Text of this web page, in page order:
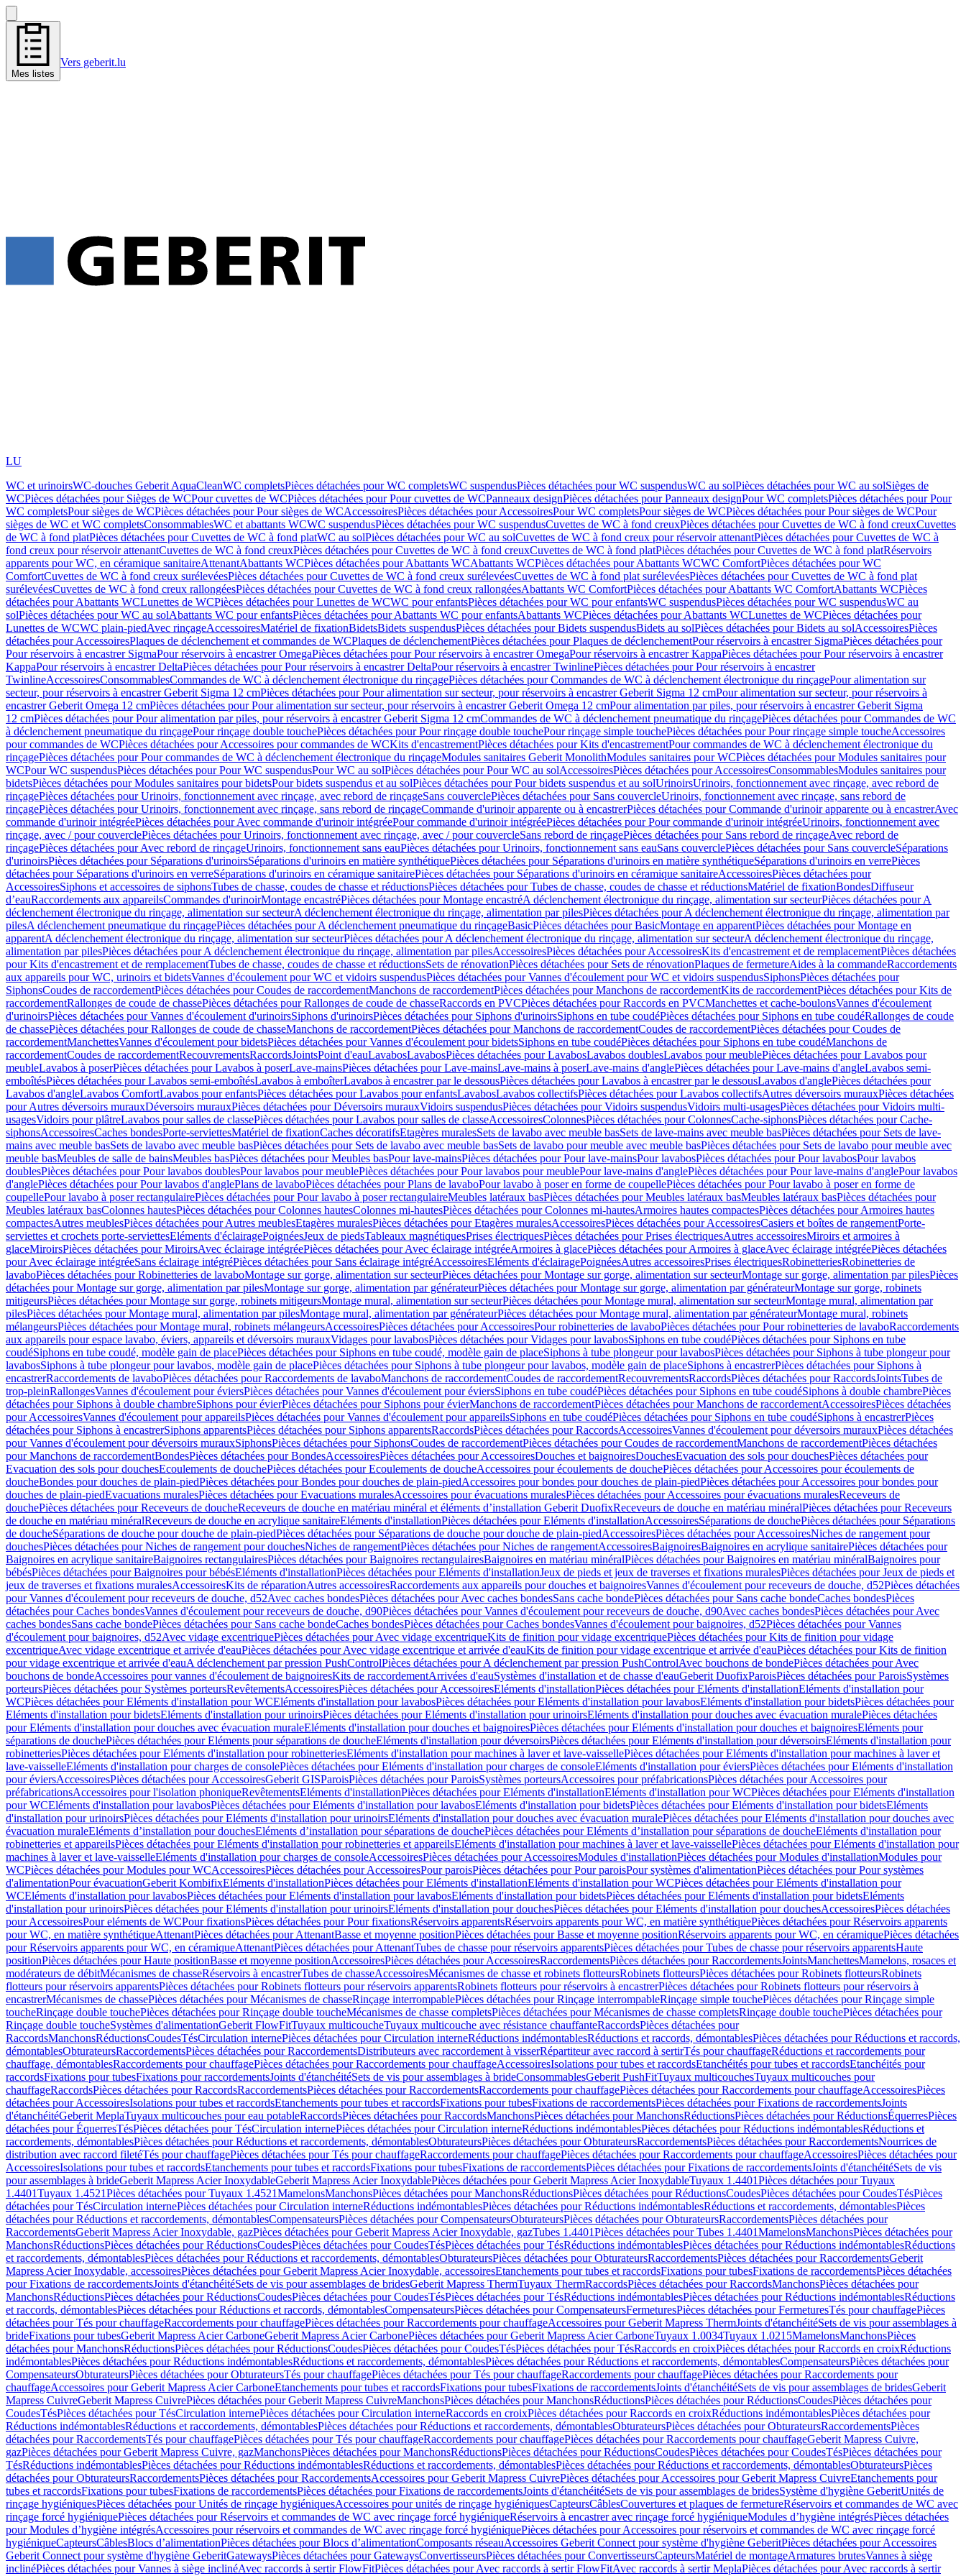
Mes listes
Vers geberit.lu
LU
WC et urinoirsWC-douches Geberit AquaCleanWC completsPièces détachées pour WC completsWC suspendusPièces détachées pour WC suspendusWC au solPièces détachées pour WC au solSièges de
WCPièces détachées pour Sièges de WCPour cuvettes de WCPièces détachées pour Pour cuvettes de WCPanneaux designPièces détachées pour Panneaux designPour WC completsPièces détachées pour Pour
WC completsPour sièges de WCPièces détachées pour Pour sièges de WCAccessoiresPièces détachées pour AccessoiresPour WC completsPour sièges de WCPièces détachées pour Pour sièges de WCPour
sièges de WC et WC completsConsommablesWC et abattants WCWC suspendusPièces détachées pour WC suspendusCuvettes de WC à fond creuxPièces détachées pour Cuvettes de WC à fond creuxCuvettes
de WC à fond platPièces détachées pour Cuvettes de WC à fond platWC au solPièces détachées pour WC au solCuvettes de WC à fond creux pour réservoir attenantPièces détachées pour Cuvettes de WC à
fond creux pour réservoir attenantCuvettes de WC à fond creuxPièces détachées pour Cuvettes de WC à fond creuxCuvettes de WC à fond platPièces détachées pour Cuvettes de WC à fond platRéservoirs
apparents pour WC, en céramique sanitaireAttenantAbattants WCPièces détachées pour Abattants WCAbattants WCPièces détachées pour Abattants WCWC ComfortPièces détachées pour WC
ComfortCuvettes de WC à fond creux surélevéesPièces détachées pour Cuvettes de WC à fond creux surélevéesCuvettes de WC à fond plat surélevéesPièces détachées pour Cuvettes de WC à fond plat
surélevéesCuvettes de WC à fond creux rallongéesPièces détachées pour Cuvettes de WC à fond creux rallongéesAbattants WC ComfortPièces détachées pour Abattants WC ComfortAbattants WCPièces
détachées pour Abattants WCLunettes de WCPièces détachées pour Lunettes de WCWC pour enfantsPièces détachées pour WC pour enfantsWC suspendusPièces détachées pour WC suspendusWC au
solPièces détachées pour WC au solAbattants WC pour enfantsPièces détachées pour Abattants WC pour enfantsAbattants WCPièces détachées pour Abattants WCLunettes de WCPièces détachées pour
Lunettes de WCWC plain-piedAvec rinçageAccessoiresMatériel de fixationBidetsBidets suspendusPièces détachées pour Bidets suspendusBidets au solPièces détachées pour Bidets au solAccessoiresPièces
détachées pour AccessoiresPlaques de déclenchement et commandes de WCPlaques de déclenchementPièces détachées pour Plaques de déclenchementPour réservoirs à encastrer SigmaPièces détachées pour
Pour réservoirs à encastrer SigmaPour réservoirs à encastrer OmegaPièces détachées pour Pour réservoirs à encastrer OmegaPour réservoirs à encastrer KappaPièces détachées pour Pour réservoirs à encastrer
KappaPour réservoirs à encastrer DeltaPièces détachées pour Pour réservoirs à encastrer DeltaPour réservoirs à encastrer TwinlinePièces détachées pour Pour réservoirs à encastrer
TwinlineAccessoiresConsommablesCommandes de WC à déclenchement électronique du rinçagePièces détachées pour Commandes de WC à déclenchement électronique du rinçagePour alimentation sur
secteur, pour réservoirs à encastrer Geberit Sigma 12 cmPièces détachées pour Pour alimentation sur secteur, pour réservoirs à encastrer Geberit Sigma 12 cmPour alimentation sur secteur, pour réservoirs à
encastrer Geberit Omega 12 cmPièces détachées pour Pour alimentation sur secteur, pour réservoirs à encastrer Geberit Omega 12 cmPour alimentation par piles, pour réservoirs à encastrer Geberit Sigma
12 cmPièces détachées pour Pour alimentation par piles, pour réservoirs à encastrer Geberit Sigma 12 cmCommandes de WC à déclenchement pneumatique du rinçagePièces détachées pour Commandes de WC
à déclenchement pneumatique du rinçagePour rinçage double touchePièces détachées pour Pour rinçage double touchePour rinçage simple touchePièces détachées pour Pour rinçage simple toucheAccessoires
pour commandes de WCPièces détachées pour Accessoires pour commandes de WCKits d'encastrementPièces détachées pour Kits d'encastrementPour commandes de WC à déclenchement électronique du
rinçagePièces détachées pour Pour commandes de WC à déclenchement électronique du rinçageModules sanitaires Geberit MonolithModules sanitaires pour WCPièces détachées pour Modules sanitaires pour
WCPour WC suspendusPièces détachées pour Pour WC suspendusPour WC au solPièces détachées pour Pour WC au solAccessoiresPièces détachées pour AccessoiresConsommablesModules sanitaires pour
bidetsPièces détachées pour Modules sanitaires pour bidetsPour bidets suspendus et au solPièces détachées pour Pour bidets suspendus et au solUrinoirsUrinoirs, fonctionnement avec rinçage, avec rebord de
rinçagePièces détachées pour Urinoirs, fonctionnement avec rinçage, avec rebord de rinçageSans couverclePièces détachées pour Sans couvercleUrinoirs, fonctionnement avec rinçage, sans rebord de
rinçagePièces détachées pour Urinoirs, fonctionnement avec rinçage, sans rebord de rinçageCommande d'urinoir apparente ou à encastrerPièces détachées pour Commande d'urinoir apparente ou à encastrerAvec
commande d'urinoir intégréePièces détachées pour Avec commande d'urinoir intégréePour commande d'urinoir intégréePièces détachées pour Pour commande d'urinoir intégréeUrinoirs, fonctionnement avec
rinçage, avec / pour couverclePièces détachées pour Urinoirs, fonctionnement avec rinçage, avec / pour couvercleSans rebord de rinçagePièces détachées pour Sans rebord de rinçageAvec rebord de
rinçagePièces détachées pour Avec rebord de rinçageUrinoirs, fonctionnement sans eauPièces détachées pour Urinoirs, fonctionnement sans eauSans couverclePièces détachées pour Sans couvercleSéparations
d'urinoirsPièces détachées pour Séparations d'urinoirsSéparations d'urinoirs en matière synthétiquePièces détachées pour Séparations d'urinoirs en matière synthétiqueSéparations d'urinoirs en verrePièces
détachées pour Séparations d'urinoirs en verreSéparations d'urinoirs en céramique sanitairePièces détachées pour Séparations d'urinoirs en céramique sanitaireAccessoiresPièces détachées pour
AccessoiresSiphons et accessoires de siphonsTubes de chasse, coudes de chasse et réductionsPièces détachées pour Tubes de chasse, coudes de chasse et réductionsMatériel de fixationBondesDiffuseur
d’eauRaccordements aux appareilsCommandes d'urinoirMontage encastréPièces détachées pour Montage encastréA déclenchement électronique du rinçage, alimentation sur secteurPièces détachées pour A
déclenchement électronique du rinçage, alimentation sur secteurA déclenchement électronique du rinçage, alimentation par pilesPièces détachées pour A déclenchement électronique du rinçage, alimentation par
pilesA déclenchement pneumatique du rinçagePièces détachées pour A déclenchement pneumatique du rinçageBasicPièces détachées pour BasicMontage en apparentPièces détachées pour Montage en
apparentA déclenchement électronique du rinçage, alimentation sur secteurPièces détachées pour A déclenchement électronique du rinçage, alimentation sur secteurA déclenchement électronique du rinçage,
alimentation par pilesPièces détachées pour A déclenchement électronique du rinçage, alimentation par pilesAccessoiresPièces détachées pour AccessoiresKits d'encastrement et de remplacementPièces détachées
pour Kits d'encastrement et de remplacementTubes de chasse, coudes de chasse et réductionsSets de rénovationPièces détachées pour Sets de rénovationPlaques de fermetureAides à la commandeRaccordements
aux appareils pour WC, urinoirs et bidetsVannes d'écoulement pour WC et vidoirs suspendusPièces détachées pour Vannes d'écoulement pour WC et vidoirs suspendusSiphonsPièces détachées pour
SiphonsCoudes de raccordementPièces détachées pour Coudes de raccordementManchons de raccordementPièces détachées pour Manchons de raccordementKits de raccordementPièces détachées pour Kits de
raccordementRallonges de coude de chassePièces détachées pour Rallonges de coude de chasseRaccords en PVCPièces détachées pour Raccords en PVCManchettes et cache-boulonsVannes d'écoulement
d'urinoirsPièces détachées pour Vannes d'écoulement d'urinoirsSiphons d'urinoirsPièces détachées pour Siphons d'urinoirsSiphons en tube coudéPièces détachées pour Siphons en tube coudéRallonges de coude
de chassePièces détachées pour Rallonges de coude de chasseManchons de raccordementPièces détachées pour Manchons de raccordementCoudes de raccordementPièces détachées pour Coudes de
raccordementManchettesVannes d'écoulement pour bidetsPièces détachées pour Vannes d'écoulement pour bidetsSiphons en tube coudéPièces détachées pour Siphons en tube coudéManchons de
raccordementCoudes de raccordementRecouvrementsRaccordsJointsPoint d'eauLavabosLavabosPièces détachées pour LavabosLavabos doublesLavabos pour meublePièces détachées pour Lavabos pour
meubleLavabos à poserPièces détachées pour Lavabos à poserLave-mainsPièces détachées pour Lave-mainsLave-mains à poserLave-mains d'anglePièces détachées pour Lave-mains d'angleLavabos semi-
emboîtésPièces détachées pour Lavabos semi-emboîtésLavabos à emboîterLavabos à encastrer par le dessousPièces détachées pour Lavabos à encastrer par le dessousLavabos d'anglePièces détachées pour
Lavabos d'angleLavabos ComfortLavabos pour enfantsPièces détachées pour Lavabos pour enfantsLavabosLavabos collectifsPièces détachées pour Lavabos collectifsAutres déversoirs murauxPièces détachées
pour Autres déversoirs murauxDéversoirs murauxPièces détachées pour Déversoirs murauxVidoirs suspendusPièces détachées pour Vidoirs suspendusVidoirs multi-usagesPièces détachées pour Vidoirs multi-
usagesVidoirs pour plâtreLavabos pour salles de classePièces détachées pour Lavabos pour salles de classeAccessoiresColonnesPièces détachées pour ColonnesCache-siphonsPièces détachées pour Cache-
siphonsAccessoiresCaches bondesPorte-serviettesMatériel de fixationCaches décoratifsEtagères muralesSets de lavabo avec meuble basSets de lave-mains avec meuble basPièces détachées pour Sets de lave-
mains avec meuble basSets de lavabo avec meuble basPièces détachées pour Sets de lavabo avec meuble basSets de lavabo pour meuble avec meuble basPièces détachées pour Sets de lavabo pour meuble avec
meuble basMeubles de salle de bainsMeubles basPièces détachées pour Meubles basPour lave-mainsPièces détachées pour Pour lave-mainsPour lavabosPièces détachées pour Pour lavabosPour lavabos
doublesPièces détachées pour Pour lavabos doublesPour lavabos pour meublePièces détachées pour Pour lavabos pour meublePour lave-mains d'anglePièces détachées pour Pour lave-mains d'anglePour lavabos
d'anglePièces détachées pour Pour lavabos d'anglePlans de lavaboPièces détachées pour Plans de lavaboPour lavabo à poser en forme de coupellePièces détachées pour Pour lavabo à poser en forme de
coupellePour lavabo à poser rectangulairePièces détachées pour Pour lavabo à poser rectangulaireMeubles latéraux basPièces détachées pour Meubles latéraux basMeubles latéraux basPièces détachées pour
Meubles latéraux basColonnes hautesPièces détachées pour Colonnes hautesColonnes mi-hautesPièces détachées pour Colonnes mi-hautesArmoires hautes compactesPièces détachées pour Armoires hautes
compactesAutres meublesPièces détachées pour Autres meublesEtagères muralesPièces détachées pour Etagères muralesAccessoiresPièces détachées pour AccessoiresCasiers et boîtes de rangementPorte-
serviettes et crochets porte-serviettesEléments d'éclairagePoignéesJeux de piedsTableaux magnétiquesPrises électriquesPièces détachées pour Prises électriquesAutres accessoiresMiroirs et armoires à
glaceMiroirsPièces détachées pour MiroirsAvec éclairage intégréePièces détachées pour Avec éclairage intégréeArmoires à glacePièces détachées pour Armoires à glaceAvec éclairage intégréePièces détachées
pour Avec éclairage intégréeSans éclairage intégréPièces détachées pour Sans éclairage intégréAccessoiresEléments d'éclairagePoignéesAutres accessoiresPrises électriquesRobinetteriesRobinetteries de
lavaboPièces détachées pour Robinetteries de lavaboMontage sur gorge, alimentation sur secteurPièces détachées pour Montage sur gorge, alimentation sur secteurMontage sur gorge, alimentation par pilesPièces
détachées pour Montage sur gorge, alimentation par pilesMontage sur gorge, alimentation par générateurPièces détachées pour Montage sur gorge, alimentation par générateurMontage sur gorge, robinets
mitigeursPièces détachées pour Montage sur gorge, robinets mitigeursMontage mural, alimentation sur secteurPièces détachées pour Montage mural, alimentation sur secteurMontage mural, alimentation par
pilesPièces détachées pour Montage mural, alimentation par pilesMontage mural, alimentation par générateurPièces détachées pour Montage mural, alimentation par générateurMontage mural, robinets
mélangeursPièces détachées pour Montage mural, robinets mélangeursAccessoiresPièces détachées pour AccessoiresPour robinetteries de lavaboPièces détachées pour Pour robinetteries de lavaboRaccordements
aux appareils pour espace lavabo, éviers, appareils et déversoirs murauxVidages pour lavabosPièces détachées pour Vidages pour lavabosSiphons en tube coudéPièces détachées pour Siphons en tube
coudéSiphons en tube coudé, modèle gain de placePièces détachées pour Siphons en tube coudé, modèle gain de placeSiphons à tube plongeur pour lavabosPièces détachées pour Siphons à tube plongeur pour
lavabosSiphons à tube plongeur pour lavabos, modèle gain de placePièces détachées pour Siphons à tube plongeur pour lavabos, modèle gain de placeSiphons à encastrerPièces détachées pour Siphons à
encastrerRaccordements de lavaboPièces détachées pour Raccordements de lavaboManchons de raccordementCoudes de raccordementRecouvrementsRaccordsPièces détachées pour RaccordsJointsTubes de
trop-pleinRallongesVannes d'écoulement pour éviersPièces détachées pour Vannes d'écoulement pour éviersSiphons en tube coudéPièces détachées pour Siphons en tube coudéSiphons à double chambrePièces
détachées pour Siphons à double chambreSiphons pour évierPièces détachées pour Siphons pour évierManchons de raccordementPièces détachées pour Manchons de raccordementAccessoiresPièces détachées
pour AccessoiresVannes d'écoulement pour appareilsPièces détachées pour Vannes d'écoulement pour appareilsSiphons en tube coudéPièces détachées pour Siphons en tube coudéSiphons à encastrerPièces
détachées pour Siphons à encastrerSiphons apparentsPièces détachées pour Siphons apparentsRaccordsPièces détachées pour RaccordsAccessoiresVannes d'écoulement pour déversoirs murauxPièces détachées
pour Vannes d'écoulement pour déversoirs murauxSiphonsPièces détachées pour SiphonsCoudes de raccordementPièces détachées pour Coudes de raccordementManchons de raccordementPièces détachées
pour Manchons de raccordementBondesPièces détachées pour BondesAccessoiresPièces détachées pour AccessoiresDouches et baignoiresDouchesEvacuation des sols pour douchesPièces détachées pour
Evacuation des sols pour douchesEcoulements de douchePièces détachées pour Ecoulements de doucheAccessoires pour écoulements de douchePièces détachées pour Accessoires pour écoulements de
doucheBondes pour douches de plain-piedPièces détachées pour Bondes pour douches de plain-piedAccessoires pour bondes pour douches de plain-piedPièces détachées pour Accessoires pour bondes pour
douches de plain-piedEvacuations muralesPièces détachées pour Evacuations muralesAccessoires pour évacuations muralesPièces détachées pour Accessoires pour évacuations muralesReceveurs de
douchePièces détachées pour Receveurs de doucheReceveurs de douche en matériau minéral et éléments d’installation Geberit DuofixReceveurs de douche en matériau minéralPièces détachées pour Receveurs
de douche en matériau minéralReceveurs de douche en acrylique sanitaireEléments d'installationPièces détachées pour Eléments d'installationAccessoiresSéparations de douchePièces détachées pour Séparations
de doucheSéparations de douche pour douche de plain-piedPièces détachées pour Séparations de douche pour douche de plain-piedAccessoiresPièces détachées pour AccessoiresNiches de rangement pour
douchesPièces détachées pour Niches de rangement pour douchesNiches de rangementPièces détachées pour Niches de rangementAccessoiresBaignoiresBaignoires en acrylique sanitairePièces détachées pour
Baignoires en acrylique sanitaireBaignoires rectangulairesPièces détachées pour Baignoires rectangulairesBaignoires en matériau minéralPièces détachées pour Baignoires en matériau minéralBaignoires pour
bébésPièces détachées pour Baignoires pour bébésEléments d'installationPièces détachées pour Eléments d'installationJeux de pieds et jeux de traverses et fixations muralesPièces détachées pour Jeux de pieds et
jeux de traverses et fixations muralesAccessoiresKits de réparationAutres accessoiresRaccordements aux appareils pour douches et baignoiresVannes d'écoulement pour receveurs de douche, d52Pièces détachées
pour Vannes d'écoulement pour receveurs de douche, d52Avec caches bondesPièces détachées pour Avec caches bondesSans cache bondePièces détachées pour Sans cache bondeCaches bondesPièces
détachées pour Caches bondesVannes d'écoulement pour receveurs de douche, d90Pièces détachées pour Vannes d'écoulement pour receveurs de douche, d90Avec caches bondesPièces détachées pour Avec
caches bondesSans cache bondePièces détachées pour Sans cache bondeCaches bondesPièces détachées pour Caches bondesVannes d'écoulement pour baignoires, d52Pièces détachées pour Vannes
d'écoulement pour baignoires, d52Avec vidage excentriquePièces détachées pour Avec vidage excentriqueKits de finition pour vidage excentriquePièces détachées pour Kits de finition pour vidage
excentriqueAvec vidage excentrique et arrivée d'eauPièces détachées pour Avec vidage excentrique et arrivée d'eauKits de finition pour vidage excentrique et arrivée d'eauPièces détachées pour Kits de finition
pour vidage excentrique et arrivée d'eauA déclenchement par pression PushControlPièces détachées pour A déclenchement par pression PushControlAvec bouchons de bondePièces détachées pour Avec
bouchons de bondeAccessoires pour vannes d'écoulement de baignoiresKits de raccordementArrivées d'eauSystèmes d'installation et de chasse d'eauGeberit DuofixParoisPièces détachées pour ParoisSystèmes
porteursPièces détachées pour Systèmes porteursRevêtementsAccessoiresPièces détachées pour AccessoiresEléments d'installationPièces détachées pour Eléments d'installationEléments d'installation pour
WCPièces détachées pour Eléments d'installation pour WCEléments d'installation pour lavabosPièces détachées pour Eléments d'installation pour lavabosEléments d'installation pour bidetsPièces détachées pour
Eléments d'installation pour bidetsEléments d'installation pour urinoirsPièces détachées pour Eléments d'installation pour urinoirsEléments d'installation pour douches avec évacuation muralePièces détachées
pour Eléments d'installation pour douches avec évacuation muraleEléments d'installation pour douches et baignoiresPièces détachées pour Eléments d'installation pour douches et baignoiresEléments pour
séparations de douchePièces détachées pour Eléments pour séparations de doucheEléments d'installation pour déversoirsPièces détachées pour Eléments d'installation pour déversoirsEléments d'installation pour
robinetteriesPièces détachées pour Eléments d'installation pour robinetteriesEléments d'installation pour machines à laver et lave-vaissellePièces détachées pour Eléments d'installation pour machines à laver et
lave-vaisselleEléments d'installation pour charges de consolePièces détachées pour Eléments d'installation pour charges de consoleEléments d'installation pour éviersPièces détachées pour Eléments d'installation
pour éviersAccessoiresPièces détachées pour AccessoiresGeberit GISParoisPièces détachées pour ParoisSystèmes porteursAccessoires pour préfabricationsPièces détachées pour Accessoires pour
préfabricationsAccessoires pour l'isolation phoniqueRevêtementsEléments d'installationPièces détachées pour Eléments d'installationEléments d'installation pour WCPièces détachées pour Eléments d'installation
pour WCEléments d'installation pour lavabosPièces détachées pour Eléments d'installation pour lavabosEléments d'installation pour bidetsPièces détachées pour Eléments d'installation pour bidetsEléments
d'installation pour urinoirsPièces détachées pour Eléments d'installation pour urinoirsEléments d'installation pour douches avec évacuation muralePièces détachées pour Eléments d'installation pour douches avec
évacuation muraleEléments d’installation pour douchesEléments d’installation pour séparations de douchePièces détachées pour Eléments d’installation pour séparations de doucheEléments d'installation pour
robinetteries et appareilsPièces détachées pour Eléments d'installation pour robinetteries et appareilsEléments d'installation pour machines à laver et lave-vaissellePièces détachées pour Eléments d'installation pour
machines à laver et lave-vaisselleEléments d'installation pour charges de consoleAccessoiresPièces détachées pour AccessoiresModules d'installationPièces détachées pour Modules d'installationModules pour
WCPièces détachées pour Modules pour WCAccessoiresPièces détachées pour AccessoiresPour paroisPièces détachées pour Pour paroisPour systèmes d'alimentationPièces détachées pour Pour systèmes
d'alimentationPour évacuationGeberit KombifixEléments d'installationPièces détachées pour Eléments d'installationEléments d'installation pour WCPièces détachées pour Eléments d'installation pour
WCEléments d'installation pour lavabosPièces détachées pour Eléments d'installation pour lavabosEléments d'installation pour bidetsPièces détachées pour Eléments d'installation pour bidetsEléments
d'installation pour urinoirsPièces détachées pour Eléments d'installation pour urinoirsEléments d'installation pour douchesPièces détachées pour Eléments d'installation pour douchesAccessoiresPièces détachées
pour AccessoiresPour eléments de WCPour fixationsPièces détachées pour Pour fixationsRéservoirs apparentsRéservoirs apparents pour WC, en matière synthétiquePièces détachées pour Réservoirs apparents
pour WC, en matière synthétiqueAttenantPièces détachées pour AttenantBasse et moyenne positionPièces détachées pour Basse et moyenne positionRéservoirs apparents pour WC, en céramiquePièces détachées
pour Réservoirs apparents pour WC, en céramiqueAttenantPièces détachées pour AttenantTubes de chasse pour réservoirs apparentsPièces détachées pour Tubes de chasse pour réservoirs apparentsHaute
positionPièces détachées pour Haute positionBasse et moyenne positionAccessoiresPièces détachées pour AccessoiresRaccordementsPièces détachées pour RaccordementsJointsManchettesMamelons, rosaces et
modérateurs de débitMécanismes de chasseRéservoirs à encastrerTubes de chasseAccessoiresMécanismes de chasse et robinets flotteursRobinets flotteursPièces détachées pour Robinets flotteursRobinets
flotteurs pour réservoirs apparentsPièces détachées pour Robinets flotteurs pour réservoirs apparentsRobinets flotteurs pour réservoirs à encastrerPièces détachées pour Robinets flotteurs pour réservoirs à
encastrerMécanismes de chassePièces détachées pour Mécanismes de chasseRinçage interrompablePièces détachées pour Rinçage interrompableRinçage simple touchePièces détachées pour Rinçage simple
toucheRinçage double touchePièces détachées pour Rinçage double toucheMécanismes de chasse completsPièces détachées pour Mécanismes de chasse completsRinçage double touchePièces détachées pour
Rinçage double toucheSystèmes d'alimentationGeberit FlowFitTuyaux multicoucheTuyaux multicouche avec résistance chauffanteRaccordsPièces détachées pour
RaccordsManchonsRéductionsCoudesTésCirculation internePièces détachées pour Circulation interneRéductions indémontablesRéductions et raccords, démontablesPièces détachées pour Réductions et raccords,
démontablesObturateursRaccordementsPièces détachées pour RaccordementsDistributeurs avec raccordement à visserRépartiteur avec raccord à sertirTés pour chauffageRéductions et raccordements pour
chauffage, démontablesRaccordements pour chauffagePièces détachées pour Raccordements pour chauffageAccessoiresIsolations pour tubes et raccordsEtanchéités pour tubes et raccordsEtanchéités pour
raccordsFixations pour tubesFixations pour raccordementsJoints d'étanchéitéSets de vis pour assemblages à brideConsommablesGeberit PushFitTuyaux multicouchesTuyaux multicouches pour
chauffageRaccordsPièces détachées pour RaccordsRaccordementsPièces détachées pour RaccordementsRaccordements pour chauffagePièces détachées pour Raccordements pour chauffageAccessoiresPièces
détachées pour AccessoiresIsolations pour tubes et raccordsEtanchements pour tubes et raccordsFixations pour tubesFixations de raccordementsPièces détachées pour Fixations de raccordementsJoints
d'étanchéitéGeberit MeplaTuyaux multicouches pour eau potableRaccordsPièces détachées pour RaccordsManchonsPièces détachées pour ManchonsRéductionsPièces détachées pour RéductionsÉquerresPièces
détachées pour ÉquerresTésPièces détachées pour TésCirculation internePièces détachées pour Circulation interneRéductions indémontablesPièces détachées pour Réductions indémontablesRéductions et
raccordements, démontablesPièces détachées pour Réductions et raccordements, démontablesObturateursPièces détachées pour ObturateursRaccordementsPièces détachées pour RaccordementsNourrices de
distribution avec raccord filetéTés pour chauffagePièces détachées pour Tés pour chauffageRaccordements pour chauffagePièces détachées pour Raccordements pour chauffageAccessoiresPièces détachées pour
AccessoiresIsolations pour tubes et raccordsEtanchements pour tubes et raccordsFixations pour tubesFixations de raccordementsPièces détachées pour Fixations de raccordementsJoints d'étanchéitéSets de vis
pour assemblages à brideGeberit Mapress Acier InoxydableGeberit Mapress Acier InoxydablePièces détachées pour Geberit Mapress Acier InoxydableTuyaux 1.4401Pièces détachées pour Tuyaux
1.4401Tuyaux 1.4521Pièces détachées pour Tuyaux 1.4521MamelonsManchonsPièces détachées pour ManchonsRéductionsPièces détachées pour RéductionsCoudesPièces détachées pour CoudesTésPièces
détachées pour TésCirculation internePièces détachées pour Circulation interneRéductions indémontablesPièces détachées pour Réductions indémontablesRéductions et raccordements, démontablesPièces
détachées pour Réductions et raccordements, démontablesCompensateursPièces détachées pour CompensateursObturateursPièces détachées pour ObturateursRaccordementsPièces détachées pour
RaccordementsGeberit Mapress Acier Inoxydable, gazPièces détachées pour Geberit Mapress Acier Inoxydable, gazTubes 1.4401Pièces détachées pour Tubes 1.4401MamelonsManchonsPièces détachées pour
ManchonsRéductionsPièces détachées pour RéductionsCoudesPièces détachées pour CoudesTésPièces détachées pour TésRéductions indémontablesPièces détachées pour Réductions indémontablesRéductions
et raccordements, démontablesPièces détachées pour Réductions et raccordements, démontablesObturateursPièces détachées pour ObturateursRaccordementsPièces détachées pour RaccordementsGeberit
Mapress Acier Inoxydable, accessoiresPièces détachées pour Geberit Mapress Acier Inoxydable, accessoiresEtanchements pour tubes et raccordsFixations pour tubesFixations de raccordementsPièces détachées
pour Fixations de raccordementsJoints d'étanchéitéSets de vis pour assemblages de bridesGeberit Mapress ThermTuyaux ThermRaccordsPièces détachées pour RaccordsManchonsPièces détachées pour
ManchonsRéductionsPièces détachées pour RéductionsCoudesPièces détachées pour CoudesTésPièces détachées pour TésRéductions indémontablesPièces détachées pour Réductions indémontablesRéductions
et raccords, démontablesPièces détachées pour Réductions et raccords, démontablesCompensateursPièces détachées pour CompensateursFermeturesPièces détachées pour FermeturesTés pour chauffagePièces
détachées pour Tés pour chauffageRaccordements pour chauffagePièces détachées pour Raccordements pour chauffageAccessoires pour Geberit Mapress ThermJoints d'étanchéitéSets de vis pour assemblages à
brideFixations pour tubesGeberit Mapress Acier CarboneGeberit Mapress Acier CarbonePièces détachées pour Geberit Mapress Acier CarboneTuyaux 1.0034Tuyaux 1.0215MamelonsManchonsPièces
détachées pour ManchonsRéductionsPièces détachées pour RéductionsCoudesPièces détachées pour CoudesTésPièces détachées pour TésRaccords en croixPièces détachées pour Raccords en croixRéductions
indémontablesPièces détachées pour Réductions indémontablesRéductions et raccordements, démontablesPièces détachées pour Réductions et raccordements, démontablesCompensateursPièces détachées pour
CompensateursObturateursPièces détachées pour ObturateursTés pour chauffagePièces détachées pour Tés pour chauffageRaccordements pour chauffagePièces détachées pour Raccordements pour
chauffageAccessoires pour Geberit Mapress Acier CarboneEtanchements pour tubes et raccordsFixations pour tubesFixations de raccordementsJoints d'étanchéitéSets de vis pour assemblages de bridesGeberit
Mapress CuivreGeberit Mapress CuivrePièces détachées pour Geberit Mapress CuivreManchonsPièces détachées pour ManchonsRéductionsPièces détachées pour RéductionsCoudesPièces détachées pour
CoudesTésPièces détachées pour TésCirculation internePièces détachées pour Circulation interneRaccords en croixPièces détachées pour Raccords en croixRéductions indémontablesPièces détachées pour
Réductions indémontablesRéductions et raccordements, démontablesPièces détachées pour Réductions et raccordements, démontablesObturateursPièces détachées pour ObturateursRaccordementsPièces
détachées pour RaccordementsTés pour chauffagePièces détachées pour Tés pour chauffageRaccordements pour chauffagePièces détachées pour Raccordements pour chauffageGeberit Mapress Cuivre,
gazPièces détachées pour Geberit Mapress Cuivre, gazManchonsPièces détachées pour ManchonsRéductionsPièces détachées pour RéductionsCoudesPièces détachées pour CoudesTésPièces détachées pour
TésRéductions indémontablesPièces détachées pour Réductions indémontablesRéductions et raccordements, démontablesPièces détachées pour Réductions et raccordements, démontablesObturateursPièces
détachées pour ObturateursRaccordementsPièces détachées pour RaccordementsAccessoires pour Geberit Mapress CuivrePièces détachées pour Accessoires pour Geberit Mapress CuivreEtanchements pour
tubes et raccordsFixations pour tubesFixations de raccordementsPièces détachées pour Fixations de raccordementsJoints d'étanchéitéSets de vis pour assemblages de bridesSystème d'hygiène GeberitUnités de
rinçage hygiéniquesPièces détachées pour Unités de rinçage hygiéniquesAccessoires pour unités de rinçage hygiéniquesCapteursCâblesCouvertures et plaques de fermetureRéservoirs et commandes de WC avec
rinçage forcé hygiéniquePièces détachées pour Réservoirs et commandes de WC avec rinçage forcé hygiéniqueRéservoirs à encastrer avec rinçage forcé hygiéniqueModules d’hygiène intégrésPièces détachées
pour Modules d’hygiène intégrésAccessoires pour réservoirs et commandes de WC avec rinçage forcé hygiéniquePièces détachées pour Accessoires pour réservoirs et commandes de WC avec rinçage forcé
hygiéniqueCapteursCâblesBlocs d’alimentationPièces détachées pour Blocs d’alimentationComposants réseauAccessoires Geberit Connect pour système d'hygiène GeberitPièces détachées pour Accessoires
Geberit Connect pour système d'hygiène GeberitGatewaysPièces détachées pour GatewaysConvertisseursPièces détachées pour ConvertisseursCapteursMatériel de montageArmatures brutesVannes à siège
inclinéPièces détachées pour Vannes à siège inclinéAvec raccords à sertir FlowFitPièces détachées pour Avec raccords à sertir FlowFitAvec raccords à sertir MeplaPièces détachées pour Avec raccords à sertir